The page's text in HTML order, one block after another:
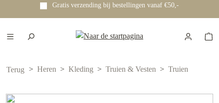
hoofdinhoud
Gratis verzending bij bestellingen vanaf €50,-
Terug Heren Kleding Truien & Vesten Truien